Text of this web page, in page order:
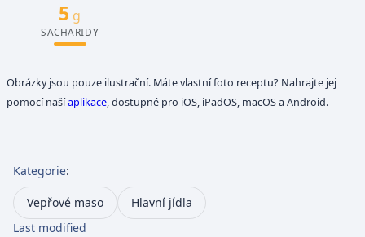
5 g
SACHARIDY
Obrázky jsou pouze ilustrační. Máte vlastní foto receptu? Nahrajte jej
pomocí našíaplikace, dostupné pro iOS, iPadOS, macOS a Android.
Kategorie:
Vepřové maso
Hlavní jídla
Last modified